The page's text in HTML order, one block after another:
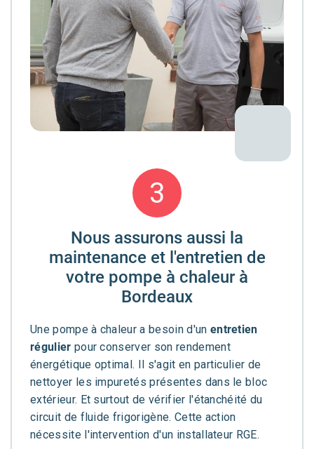
3
Nous assurons aussi la
maintenance et l'entretien de
votre pompe à chaleur à
Bordeaux
Une pompe à chaleur a besoin d'un entretien
régulier pour conserver son rendement
énergétique optimal. Il s'agit en particulier de
nettoyer les impuretés présentes dans le bloc
extérieur. Et surtout de vérifier l'étanchéité du
circuit de fluide frigorigène. Cette action
nécessite l'intervention d'un installateur RGE.